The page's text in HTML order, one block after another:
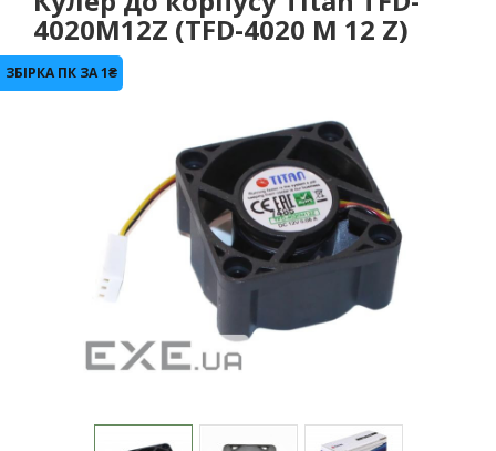
4020M12Z (TFD-4020 M 12 Z)
ЗБІРКА ПК ЗА 1₴